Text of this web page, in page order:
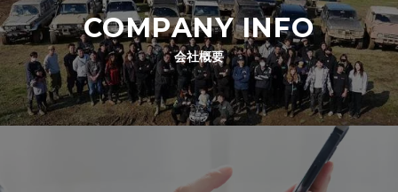
COMPANY INFO
会社概要